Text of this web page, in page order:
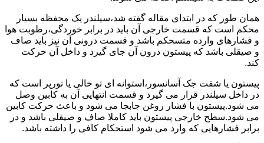
همان طور که در ابتدای مقاله گفته شد،سیلندر یک محفظه بسیار
محکم است که قسمت خارجی آن باید در برابر خوردگی،رطوبت هوا
و فشارهای وارده متسحکم باشد و قسمت درونی آن نیز باید صاف
و صیقلی باشد که پیستون درون آن جای گیرد و داخل آن حرکت
کند.
پیستون یا شفت جک آسانسور،استوانه ای تو خالی یا تورپر است که
در داخل سیلندر قرار می گیرد و قسمت انتهایی آن به کابین وصل
می شود.پیستون با فشار روغن جابجا می شود و باعث حرکت کابین
می شود.سطح خارجی پیستون باید کاملا صاف و صیقلی باشد و در
برابر فشارهایی که وارد می شود استحکام کافی را داشته باشد.